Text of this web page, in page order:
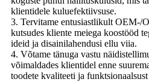
klientidele kuluefektiivsuse.
3. Tervitame entusiastlikult OEM-/
kutsudes kliente meiega koostööd
ideid ja disainilahendusi ellu viia.
4. Võtame tänuga vastu
võimaldades klientidel enne
toodete kvaliteeti ja